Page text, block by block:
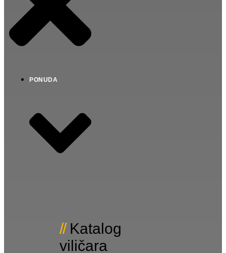
PONUDA
Katalog
viličara